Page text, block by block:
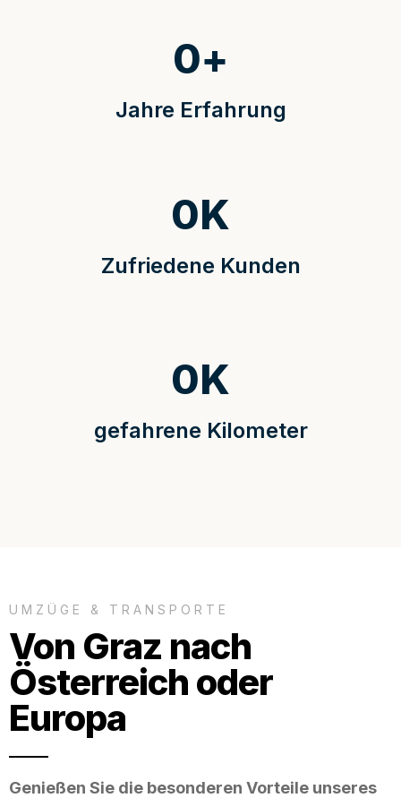
Jahre Erfahrung
0+
Zufriedene Kunden
0K
gefahrene Kilometer
0K
UMZÜGE & TRANSPORTE
Von Graz nach
Österreich oder
Europa
Genießen Sie die besonderen Vorteile unseres